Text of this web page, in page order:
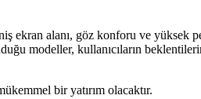
ekran alanı, göz konforu ve yüksek
modeller, kullanıcıların
bir yatırım olacaktır.